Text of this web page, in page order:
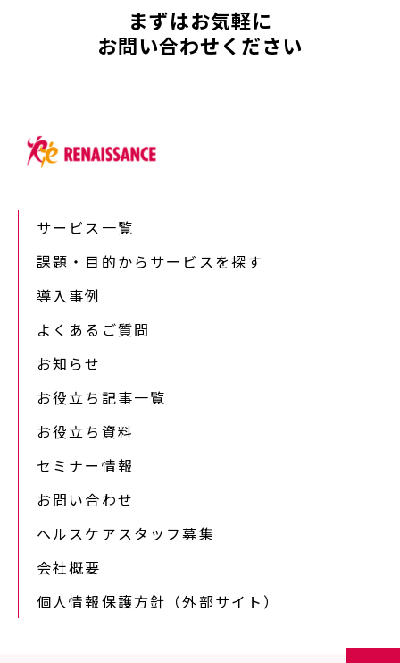
まずはお気軽に
お問い合わせください
サービス一覧
課題・目的からサービスを探す
導入事例
よくあるご質問
お知らせ
お役立ち記事一覧
お役立ち資料
セミナー情報
お問い合わせ
ヘルスケアスタッフ募集
会社概要
個人情報保護方針（外部サイト）